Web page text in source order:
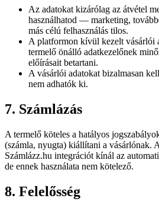
Az adatokat kizárólag az átvétel
használhatod — marketing,
más célú felhasználás tilos.
A platformon kívül kezelt vásárlói
termelő önálló adatkezelőnek
előírásait betartani.
A vásárlói adatokat bizalmasan
nem adhatók ki.
7. Számlázás
A termelő köteles a hatályos
(számla, nyugta) kiállítani a vásárlónak.
Számlázz.hu integrációt kínál az
de ennek használata nem kötelező.
8. Felelősség